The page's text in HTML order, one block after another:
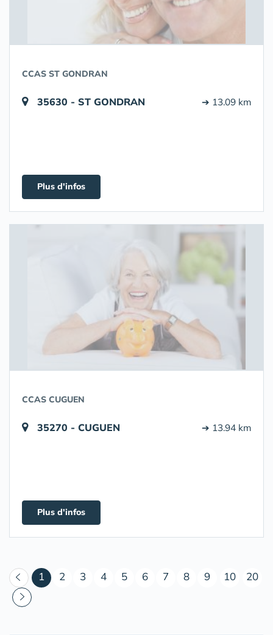
CCAS ST GONDRAN
35630 - ST GONDRAN ➔ 13.09 km
Plus d'infos
CCAS CUGUEN
35270 - CUGUEN ➔ 13.94 km
Plus d'infos
1 (courant)
2 3 4 5 6 7 8 9 10 20